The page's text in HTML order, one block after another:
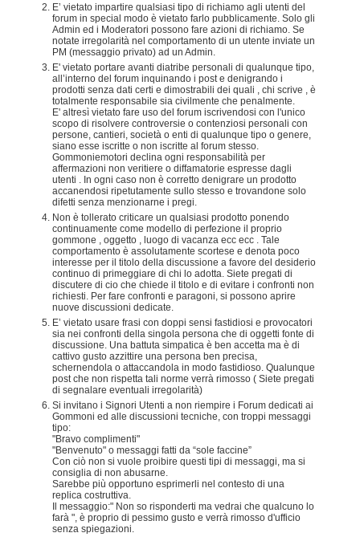
E’ vietato impartire qualsiasi tipo di richiamo agli utenti del
forum in special modo è vietato farlo pubblicamente. Solo gli
Admin ed i Moderatori possono fare azioni di richiamo. Se
notate irregolarità nel comportamento di un utente inviate un
PM (messaggio privato) ad un Admin.
E' vietato portare avanti diatribe personali di qualunque tipo,
all’interno del forum inquinando i post e denigrando i
prodotti senza dati certi e dimostrabili dei quali , chi scrive , è
totalmente responsabile sia civilmente che penalmente.
E' altresì vietato fare uso del forum iscrivendosi con l'unico
scopo di risolvere controversie o contenziosi personali con
persone, cantieri, società o enti di qualunque tipo o genere,
siano esse iscritte o non iscritte al forum stesso.
Gommoniemotori declina ogni responsabilità per
affermazioni non veritiere o diffamatorie espresse dagli
utenti . In ogni caso non è corretto denigrare un prodotto
accanendosi ripetutamente sullo stesso e trovandone solo
difetti senza menzionarne i pregi.
Non è tollerato criticare un qualsiasi prodotto ponendo
continuamente come modello di perfezione il proprio
gommone , oggetto , luogo di vacanza ecc ecc . Tale
comportamento è assolutamente scortese e denota poco
interesse per il titolo della discussione a favore del desiderio
continuo di primeggiare di chi lo adotta. Siete pregati di
discutere di cio che chiede il titolo e di evitare i confronti non
richiesti. Per fare confronti e paragoni, si possono aprire
nuove discussioni dedicate.
E’ vietato usare frasi con doppi sensi fastidiosi e provocatori
sia nei confronti della singola persona che di oggetti fonte di
discussione. Una battuta simpatica è ben accetta ma è di
cattivo gusto azzittire una persona ben precisa,
schernendola o attaccandola in modo fastidioso. Qualunque
post che non rispetta tali norme verrà rimosso ( Siete pregati
di segnalare eventuali irregolarità)
Si invitano i Signori Utenti a non riempire i Forum dedicati ai
Gommoni ed alle discussioni tecniche, con troppi messaggi
tipo:
"Bravo complimenti"
"Benvenuto" o messaggi fatti da “sole faccine”
Con ciò non si vuole proibire questi tipi di messaggi, ma si
consiglia di non abusarne.
Sarebbe più opportuno esprimerli nel contesto di una
replica costruttiva.
Il messaggio:" Non so risponderti ma vedrai che qualcuno lo
farà ", è proprio di pessimo gusto e verrà rimosso d'ufficio
senza spiegazioni.